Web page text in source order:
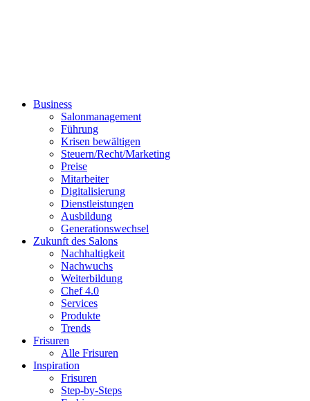
Business
Salonmanagement
Führung
Krisen bewältigen
Steuern/Recht/Marketing
Preise
Mitarbeiter
Digitalisierung
Dienstleistungen
Ausbildung
Generationswechsel
Zukunft des Salons
Nachhaltigkeit
Nachwuchs
Weiterbildung
Chef 4.0
Services
Produkte
Trends
Frisuren
Alle Frisuren
Inspiration
Frisuren
Step-by-Steps